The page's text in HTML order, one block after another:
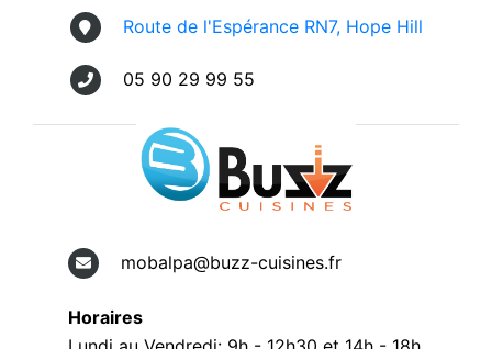
Route de l'Espérance RN7, Hope Hill
05 90 29 99 55
mobalpa@buzz-cuisines.fr
Horaires